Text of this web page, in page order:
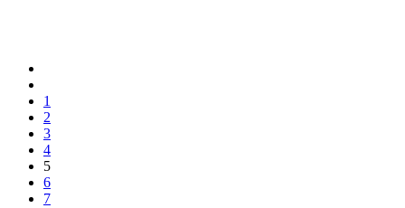
1
2
3
4
5
6
7